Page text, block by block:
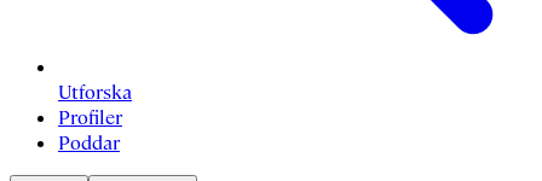
Utforska
Profiler
Poddar